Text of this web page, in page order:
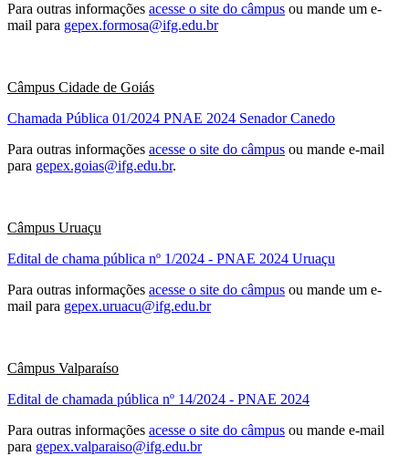
Para outras informações acesse o site do câmpus ou mande um e-
mail para gepex.formosa@ifg.edu.br
Câmpus Cidade de Goiás
Chamada Pública 01/2024 PNAE 2024 Senador Canedo
Para outras informações acesse o site do câmpus ou mande e-mail
para gepex.goias@ifg.edu.br.
Câmpus Uruaçu
Edital de chama pública nº 1/2024 - PNAE 2024 Uruaçu
Para outras informações acesse o site do câmpus ou mande um e-
mail para gepex.uruacu@ifg.edu.br
Câmpus Valparaíso
Edital de chamada pública nº 14/2024 - PNAE 2024
Para outras informações acesse o site do câmpus ou mande e-mail
para gepex.valparaiso@ifg.edu.br